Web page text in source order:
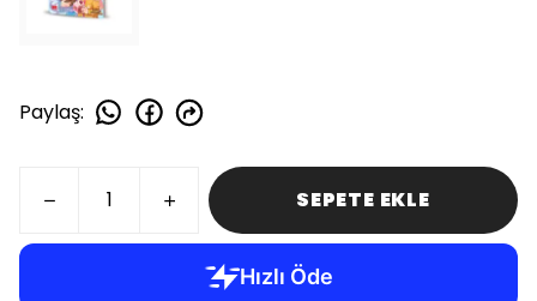
Paylaş:
SEPETE EKLE